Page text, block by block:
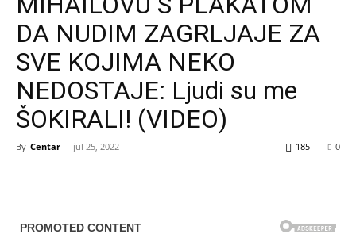
DA NUDIM ZAGRLJAJE ZA
SVE KOJIMA NEKO
NEDOSTAJE: Ljudi su me
ŠOKIRALI! (VIDEO)
By Centar - jul 25, 2022 0
185